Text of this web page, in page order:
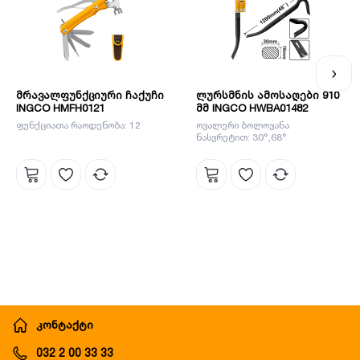
მრავალფუნქციური ჩაქუჩი
INGCO HMFH0121
ფუნქციათა რაოდენობა: 12
ლურსმნის ამოსაღები 910
მმ INGCO HWBA01482
ოვალური ბოლოვანა
ნასვრეტით: 30°,68°
კონტაქტი
032 2 00 33 33